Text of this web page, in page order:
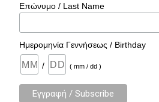
Επώνυμο / Last Name
Ημερομηνία Γεννήσεως / Birthday
/ ( mm / dd )